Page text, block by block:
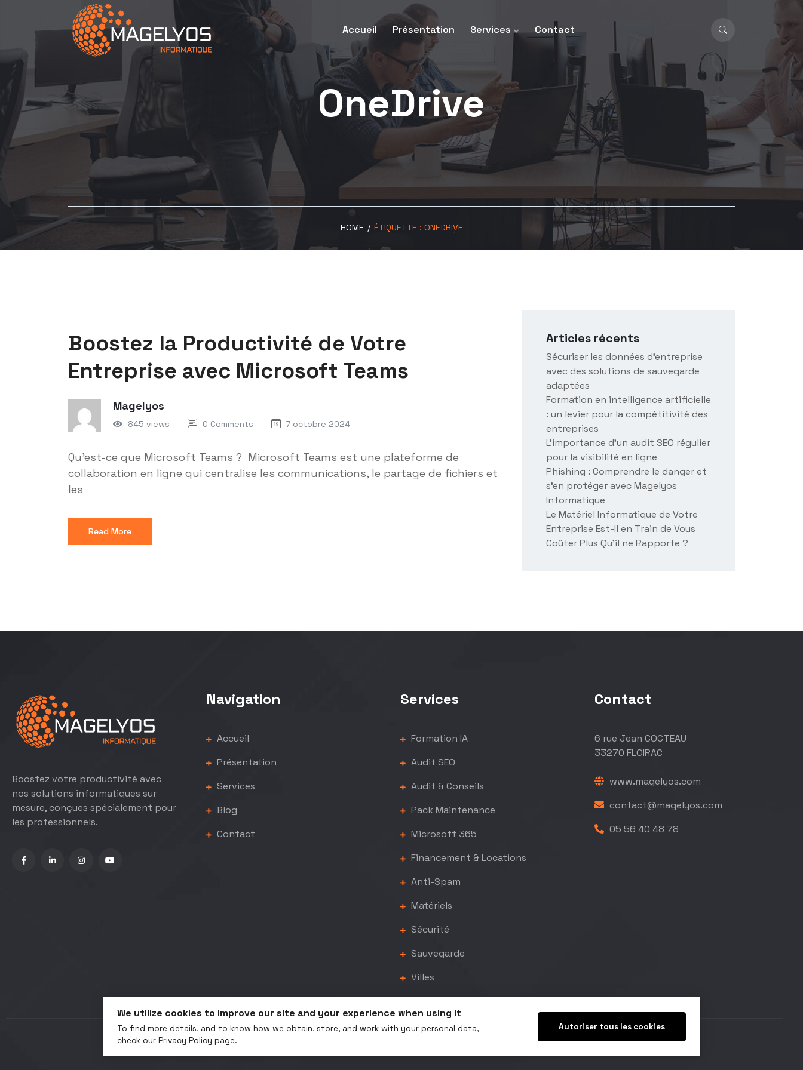
Accueil Présentation Services Contact
OneDrive
HOME / ÉTIQUETTE : ONEDRIVE
Boostez la Productivité de Votre
Entreprise avec Microsoft Teams
Magelyos
845 views 0 Comments 7 octobre 2024
Qu'est-ce que Microsoft Teams ? Microsoft Teams est une plateforme de
collaboration en ligne qui centralise les communications, le partage de fichiers et
les
Read More
Articles récents
Sécuriser les données d’entreprise
avec des solutions de sauvegarde
adaptées
Formation en intelligence artificielle
: un levier pour la compétitivité des
entreprises
L’importance d’un audit SEO régulier
pour la visibilité en ligne
Phishing : Comprendre le danger et
s’en protéger avec Magelyos
Informatique
Le Matériel Informatique de Votre
Entreprise Est-Il en Train de Vous
Coûter Plus Qu’il ne Rapporte ?
Boostez votre productivité avec
nos solutions informatiques sur
mesure, conçues spécialement pour
les professionnels.
Navigation
Accueil
Présentation
Services
Blog
Contact
Services
Formation IA
Audit SEO
Audit & Conseils
Pack Maintenance
Microsoft 365
Financement & Locations
Anti-Spam
Matériels
Sécurité
Sauvegarde
Villes
Contact
6 rue Jean COCTEAU
33270 FLOIRAC
www.magelyos.com
contact@magelyos.com
05 56 40 48 78
Copyright © 2026 Maintenance Informatique Bordeaux |
We utilize cookies to improve our site and your experience when using it
To find more details, and to know how we obtain, store, and work with your personal data,
check our Privacy Policy page.
Autoriser tous les cookies